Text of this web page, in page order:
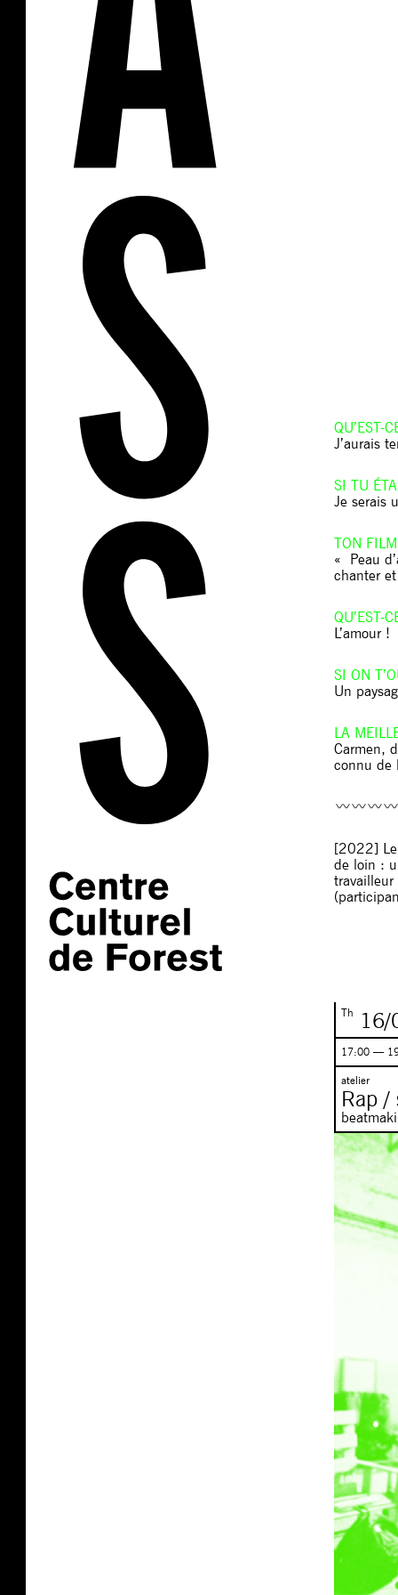
QU’EST-
J’aurais
SI TU
Je serais
TON
« Peau
chanter
QU’EST-
L’amour !
SI ON
Un
LA
Carmen,
connu
[2022] Le
de loin :
Th
17:00 —
atelier
Rap /